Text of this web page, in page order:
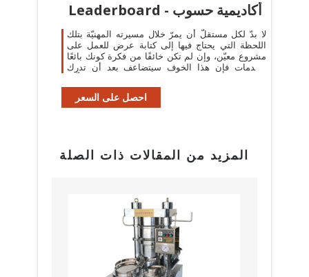
Leaderboard - أكاديمية حسوب
لا بدّ لكل مستقلّ أن يمرّ خلال مسيرته المهنيّة بتلك
اللحظة التي يحتاج فيها إلى كتابة عرض للعمل على
مشروع معيّن، وإن لم تكن خائفًا من فكرة كونك بائعًا
للخدمات فإن هذا الخوف سيتضاعف بعد أن تدرك
احصل على السعر
المزيد من المقالات ذات الصلة